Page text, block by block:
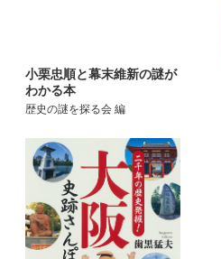
小栗忠順と幕末維新の謎が
わかる本
歴史の謎を探る会 編